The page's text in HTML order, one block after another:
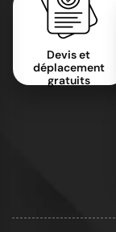
Devis et
déplacement
gratuits